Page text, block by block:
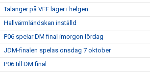
Talanger på VFF läger i helgen
Hallvärmländskan inställd
P06 spelar DM final imorgon lördag
JDM-finalen spelas onsdag 7 oktober
P06 till DM final